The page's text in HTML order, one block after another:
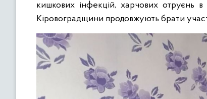
кишкових інфекцій, харчових отруєнь
Кіровоградщини продовжують брати